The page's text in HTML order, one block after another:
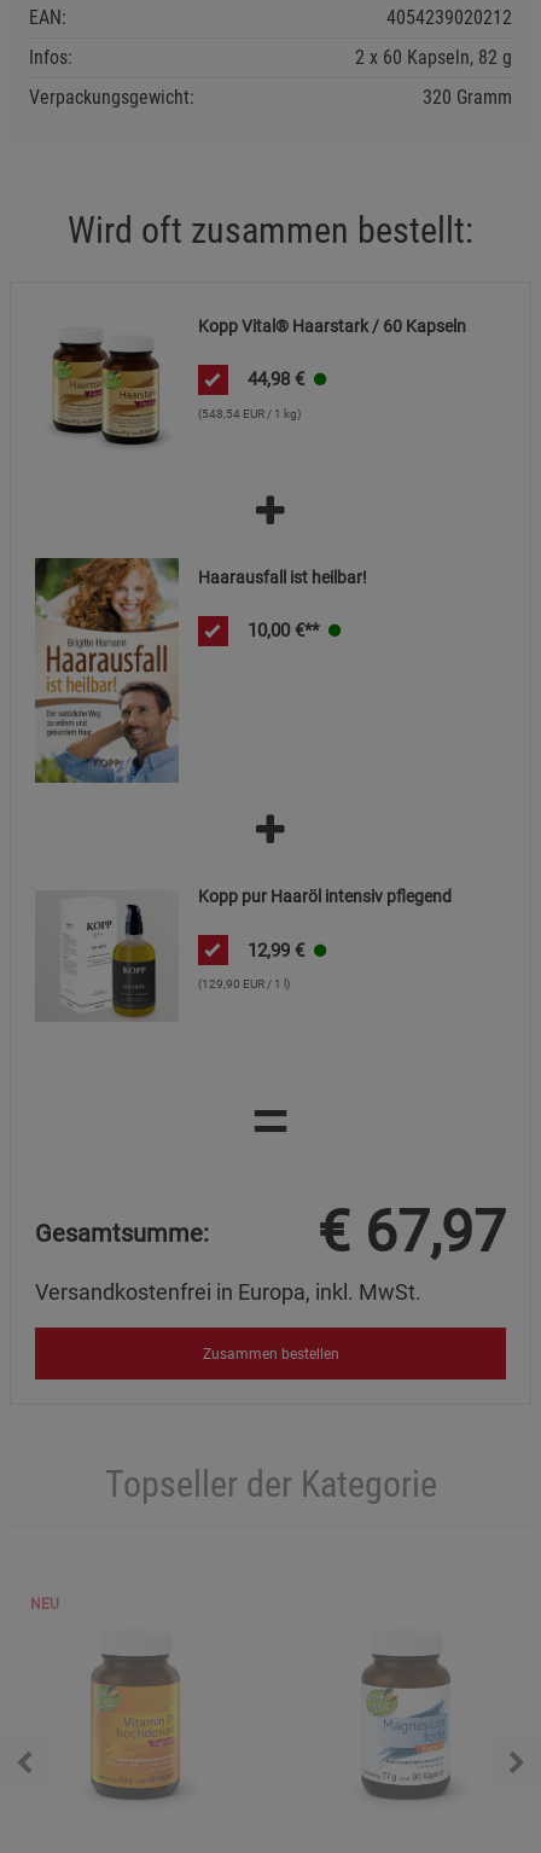
EAN:
4054239020212
Infos:
2 x 60 Kapseln, 82 g
Verpackungsgewicht:
320 Gramm
Wird oft zusammen bestellt:
Kopp Vital® Haarstark / 60 Kapseln
44,98 €
(548,54 EUR / 1 kg)
Haarausfall ist heilbar!
10,00 €**
Kopp pur Haaröl intensiv pflegend
12,99 €
(129,90 EUR / 1 l)
=
Gesamtsumme: € 67,97
Versandkostenfrei in Europa, inkl. MwSt.
Zusammen bestellen
Topseller der Kategorie
NEU
Beschreibung Funktionale Cookies
anzeigen
Datenschutzerklärung